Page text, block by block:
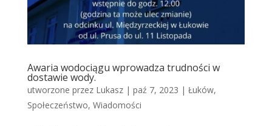
Awaria wodociągu wprowadza trudności w
dostawie wody.
utworzone przez Lukasz| paź 7, 2023 | Łuków,
Społeczeństwo, Wiadomości